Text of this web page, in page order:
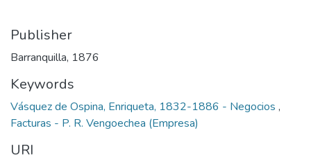
Publisher
Barranquilla, 1876
Keywords
Vásquez de Ospina, Enriqueta, 1832-1886 - Negocios ,
Facturas - P. R. Vengoechea (Empresa)
URI